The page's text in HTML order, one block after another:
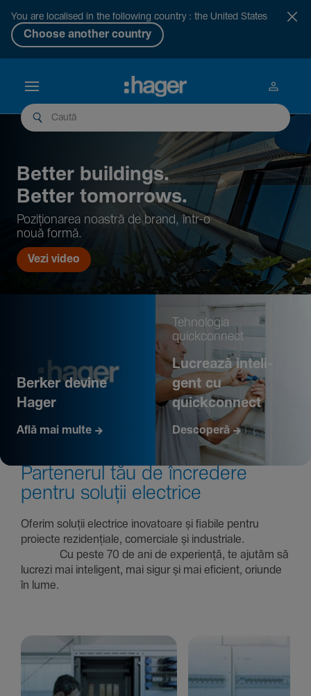
You are localised in the following country : the United States
Choose another country
Better buil­dings.
Better tomor­rows.
Pozi­țio­narea noastră de brand, într-o
nouă formă.
Vezi video
Berker devine
Hager
Află mai multe
Tehno­logia
quickconnect
Lucrează inte­li­
gent cu
quickconnect
Descoperă
Parte­nerul tău de încre­dere
pentru soluții electrice
Oferim soluții electrice inova­toare și fiabile pentru
proiecte rezi­den­țiale, comer­ciale și indus­triale.
Cu peste 70 de ani de expe­riență, te ajutăm să
lucrezi mai inte­li­gent, mai sigur și mai eficient, oriunde
în lume.